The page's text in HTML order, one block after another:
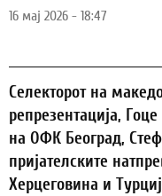
16 мај 2026 - 18:47
Селекторот на
репрезентација,
на ОФК Београд,
пријателските
Херцеговина и